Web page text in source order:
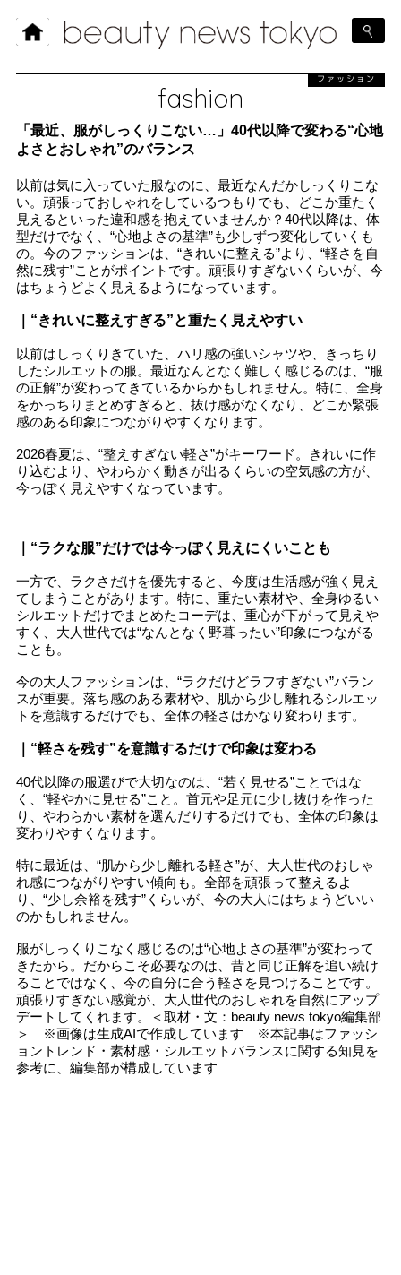
fashion
ファッション
「最近、服がしっくりこない…」40代以降で変わる“心地
よさとおしゃれ”のバランス
以前は気に入っていた服なのに、最近なんだかしっくりこな
い。頑張っておしゃれをしているつもりでも、どこか重たく
見えるといった違和感を抱えていませんか？40代以降は、体
型だけでなく、“心地よさの基準”も少しずつ変化していくも
の。今のファッションは、“きれいに整える”より、“軽さを自
然に残す”ことがポイントです。頑張りすぎないくらいが、今
はちょうどよく見えるようになっています。
｜“きれいに整えすぎる”と重たく見えやすい
以前はしっくりきていた、ハリ感の強いシャツや、きっちり
したシルエットの服。最近なんとなく難しく感じるのは、“服
の正解”が変わってきているからかもしれません。特に、全身
をかっちりまとめすぎると、抜け感がなくなり、どこか緊張
感のある印象につながりやすくなります。
2026春夏は、“整えすぎない軽さ”がキーワード。きれいに作
り込むより、やわらかく動きが出るくらいの空気感の方が、
今っぽく見えやすくなっています。
｜“ラクな服”だけでは今っぽく見えにくいことも
一方で、ラクさだけを優先すると、今度は生活感が強く見え
てしまうことがあります。特に、重たい素材や、全身ゆるい
シルエットだけでまとめたコーデは、重心が下がって見えや
すく、大人世代では“なんとなく野暮ったい”印象につながる
ことも。
今の大人ファッションは、“ラクだけどラフすぎない”バラン
スが重要。落ち感のある素材や、肌から少し離れるシルエッ
トを意識するだけでも、全体の軽さはかなり変わります。
｜“軽さを残す”を意識するだけで印象は変わる
40代以降の服選びで大切なのは、“若く見せる”ことではな
く、“軽やかに見せる”こと。首元や足元に少し抜けを作った
り、やわらかい素材を選んだりするだけでも、全体の印象は
変わりやすくなります。
特に最近は、“肌から少し離れる軽さ”が、大人世代のおしゃ
れ感につながりやすい傾向も。全部を頑張って整えるよ
り、“少し余裕を残す”くらいが、今の大人にはちょうどいい
のかもしれません。
服がしっくりこなく感じるのは“心地よさの基準”が変わって
きたから。だからこそ必要なのは、昔と同じ正解を追い続け
ることではなく、今の自分に合う軽さを見つけることです。
頑張りすぎない感覚が、大人世代のおしゃれを自然にアップ
デートしてくれます。＜取材・文：beauty news tokyo編集部
＞ ※画像は生成AIで作成しています ※本記事はファッシ
ョントレンド・素材感・シルエットバランスに関する知見を
参考に、編集部が構成しています